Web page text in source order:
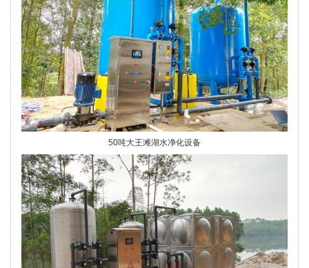
50吨大王滩湖水净化设备